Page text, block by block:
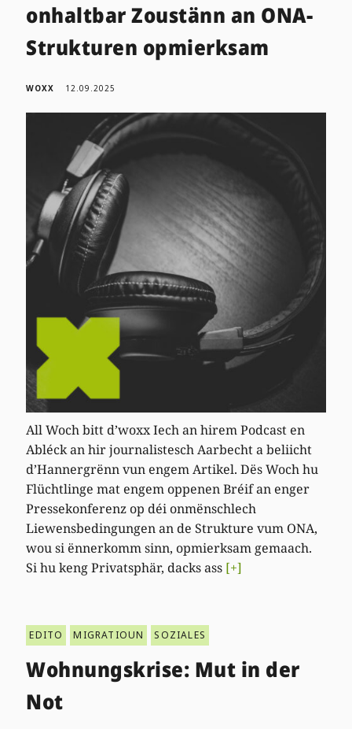
onhaltbar Zoustänn an ONA-
Strukturen opmierksam
WOXX 12.09.2025
All Woch bitt d’woxx Iech an hirem Podcast en
Abléck an hir journalistesch Aarbecht a beliicht
d’Hannergrënn vun engem Artikel. Dës Woch hu
Flüchtlinge mat engem oppenen Bréif an enger
Pressekonferenz op déi onmënschlech
Liewensbedingungen an de Strukture vum ONA,
wou si ënnerkomm sinn, opmierksam gemaach.
Si hu keng Privatsphär, dacks ass [+]
EDITO MIGRATIOUN SOZIALES
Wohnungskrise: Mut in der
Not